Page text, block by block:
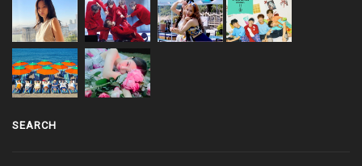
SEARCH